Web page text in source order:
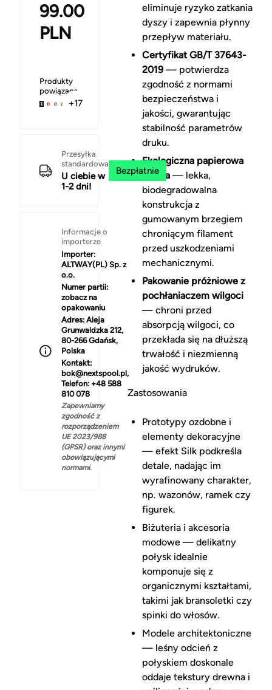
99.00
PLN
Produkty
powiązane
+17
Przesyłka
standardowa
U ciebie w
1-2 dni!
Bezpłatnie
Informacje o
importerze
Importer:
ALTWAY(PL) Sp. z
o.o.
Numer partii:
zobacz na
opakowaniu
Adres: Aleja
Grunwaldzka 212,
80-266 Gdańsk,
Polska
Kontakt:
bok@nextspool.pl,
Telefon: +48 588
810 078
Zapewniamy
zgodność z
rozporządzeniem
UE 2023/988
(GPSR) oraz innymi
obowiązującymi
normami.
eliminuje ryzyko zatkania
dyszy i zapewnia płynny
przepływ materiału.
Certyfikat GB/T 37643-
2019— potwierdza
zgodność z normami
bezpieczeństwa i
jakości, gwarantując
stabilność parametrów
druku.
Ekologiczna papierowa
szpula— lekka,
biodegradowalna
konstrukcja z
gumowanym brzegiem
chroniącym filament
przed uszkodzeniami
mechanicznymi.
Pakowanie próżniowe z
pochłaniaczem wilgoci
— chroni przed
absorpcją wilgoci, co
przekłada się na dłuższą
trwałość i niezmienną
jakość wydruków.
Zastosowania
Prototypy ozdobne i
elementy dekoracyjne
— efekt Silk podkreśla
detale, nadając im
wyrafinowany charakter,
np. wazonów, ramek czy
figurek.
Biżuteria i akcesoria
modowe — delikatny
połysk idealnie
komponuje się z
organicznymi kształtami,
takimi jak bransoletki czy
spinki do włosów.
Modele architektoniczne
— leśny odcień z
połyskiem doskonale
oddaje tekstury drewna i